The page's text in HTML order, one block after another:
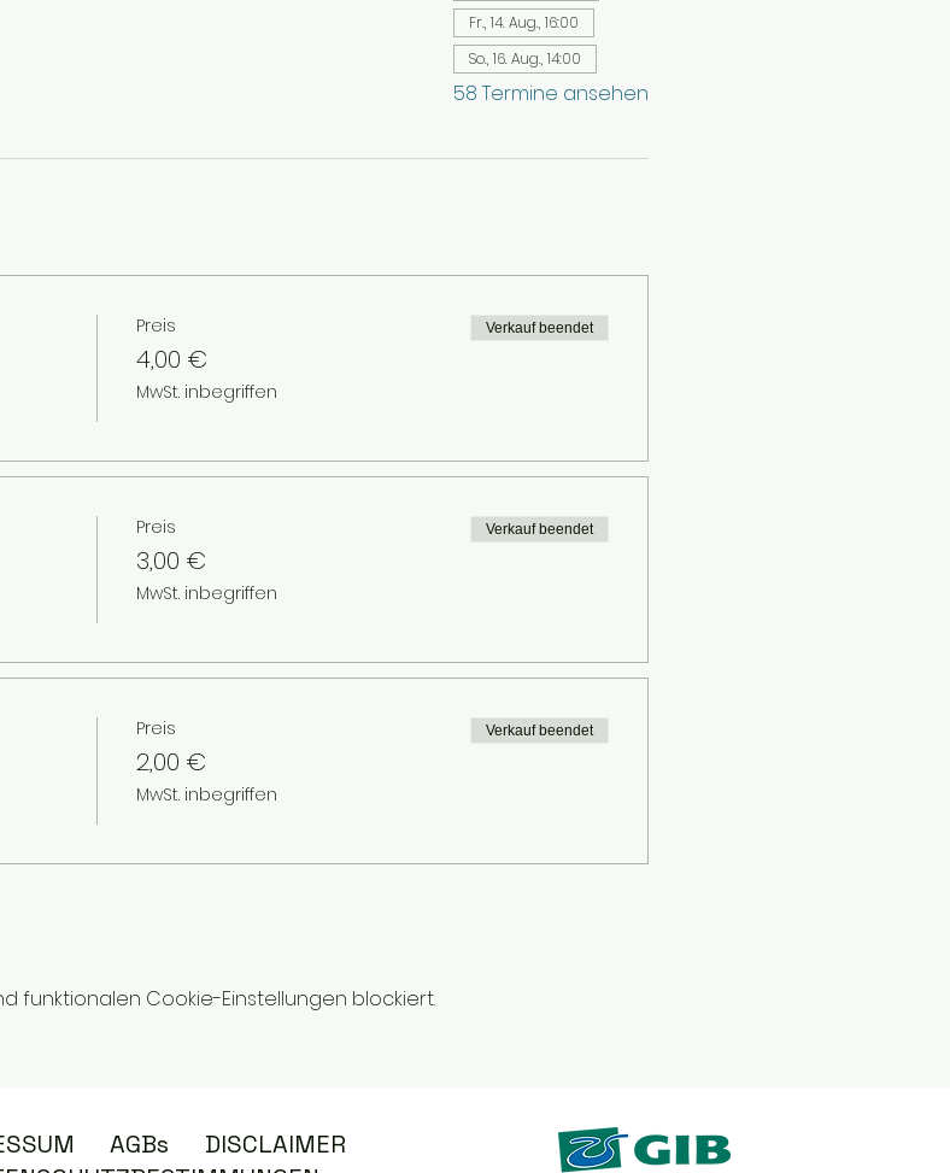
Fr., 14. Aug., 16:00
So., 16. Aug., 14:00
58 Termine ansehen
Preis
4,00 €
MwSt. inbegriffen
Verkauf beendet
Preis
3,00 €
MwSt. inbegriffen
Verkauf beendet
Preis
2,00 €
MwSt. inbegriffen
Verkauf beendet
funktionalen Cookie-Einstellungen blockiert.
AGBs
DISCLAIMER